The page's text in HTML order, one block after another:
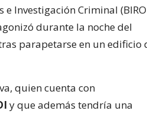
e Investigación Criminal (BIRO
durante la noche del
parapetarse en un edificio
quien cuenta con
y que además tendría una